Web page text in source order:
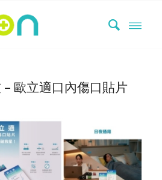
歐立適口內傷口貼片